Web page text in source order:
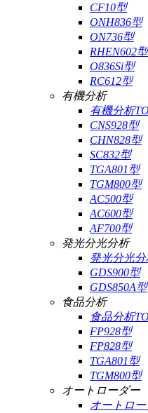
CF10型
ONH836型
ON736型
RHEN602型
O836Si型
RC612型
有機分析
有機分析
CNS928型
CHN828型
SC832型
TGA801型
TGM800型
AC500型
AC600型
AF700型
発光分光分析
発光分光分
GDS900型
GDS850A型
食品分析
食品分析
FP928型
FP828型
TGA801型
TGM800型
オートローダー
オートロ